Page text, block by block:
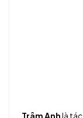
Trâm Anhlà